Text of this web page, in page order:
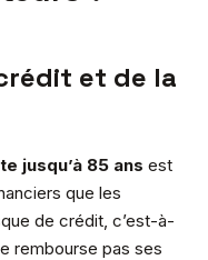
et de la
jusqu’à 85 ans est
que les
de crédit, c’est-à-
rembourse pas ses